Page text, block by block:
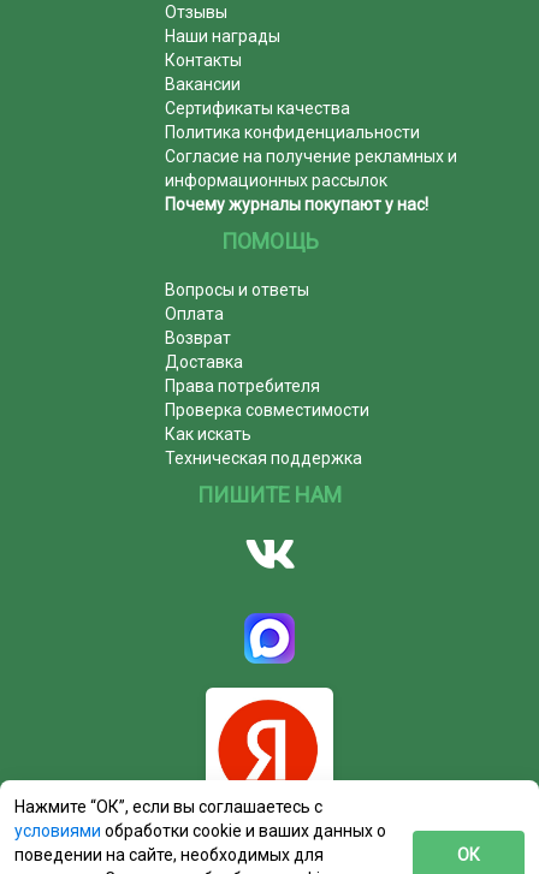
Отзывы
Наши награды
Контакты
Вакансии
Сертификаты качества
Политика конфиденциальности
Согласие на получение рекламных и
информационных рассылок
Почему журналы покупают у нас!
ПОМОЩЬ
Вопросы и ответы
Оплата
Возврат
Доставка
Права потребителя
Проверка совместимости
Как искать
Техническая поддержка
ПИШИТЕ НАМ
Нажмите “ОК”, если вы соглашаетесь с
условиями обработки cookie и ваших данных о
поведении на сайте, необходимых для
ОК